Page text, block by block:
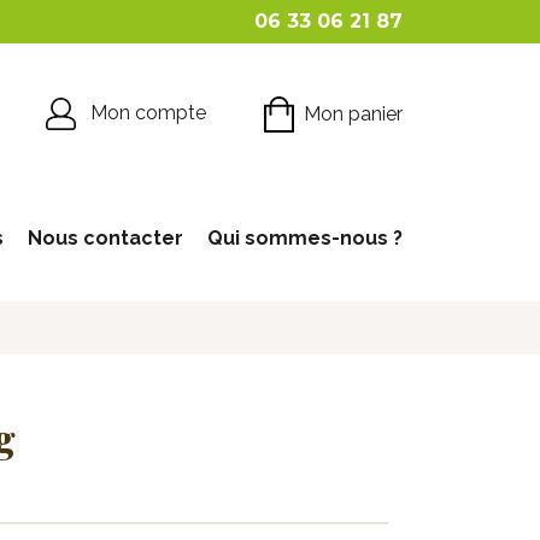
06 33 06 21 87
Mon compte Mon panier
Nous contacter Qui sommes-nous ?